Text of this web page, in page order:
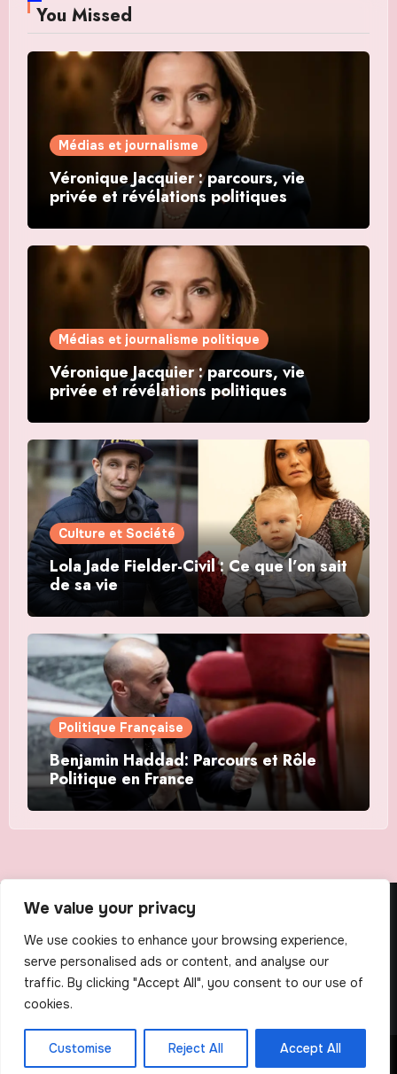
We value your privacy
We use cookies to enhance your browsing experience,
serve personalised ads or content, and analyse our
traffic. By clicking "Accept All", you consent to our use of
cookies.
Customise Reject All Accept All
You Missed
Médias et journalisme
Véronique Jacquier : parcours, vie
privée et révélations politiques
Médias et journalisme politique
Véronique Jacquier : parcours, vie
privée et révélations politiques
Culture et Société
Lola Jade Fielder-Civil : Ce que l’on sait
de sa vie
Politique Française
Benjamin Haddad: Parcours et Rôle
Politique en France
The Scribens
Copyright © All rights reserved Themeansar